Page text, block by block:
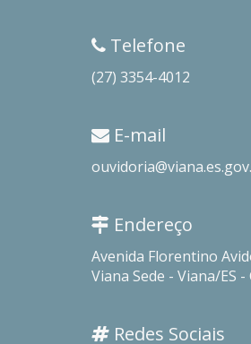
Telefone
(27) 3354-4012
E-mail
Endereço
Avenida Florentino
Viana Sede - Viana/ES -
Redes Sociais